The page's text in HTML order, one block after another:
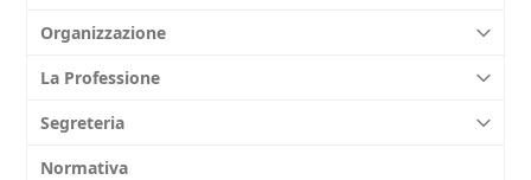
Organizzazione
La Professione
Segreteria
Normativa